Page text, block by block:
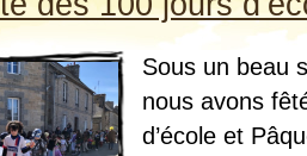
Sous un beau
nous avons
d’école et